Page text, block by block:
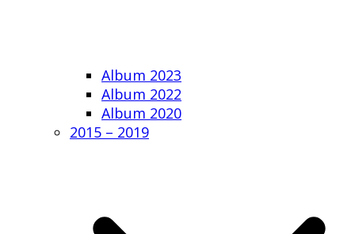
Album 2023
Album 2022
Album 2020
2015 – 2019